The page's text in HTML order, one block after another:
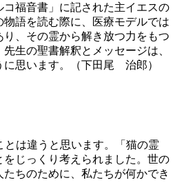
福音書」に記された主イエスの
語を読む際に、医療モデルでは
、その霊から解き放つ力をもつ
生の聖書解釈とメッセージは、
に思います。（下田尾 治郎）
は違うと思います。「猫の霊
じっくり考えられました。世の
ちのために、私たちが何かでき